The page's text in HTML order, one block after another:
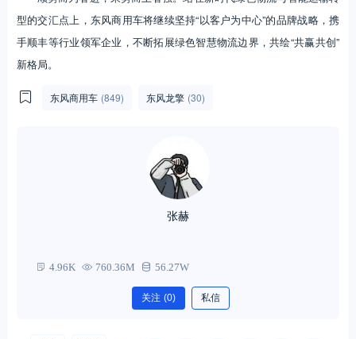
型的交汇点上，东风商用车将继续坚持“以客户为中心”的品牌战略，携
手顺丰等行业领军企业，不断拓展绿色智慧物流边界，共绘“共赢共创”
新格局。
东风商用车 (849) 东风龙擎 (30)
张赫
4.96K 760.36M 56.27W
关注 (0) 私信